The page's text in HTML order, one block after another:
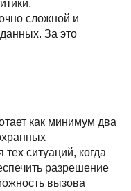
сложной и
За это
как минимум два
ситуаций, когда
разрешение
вызова